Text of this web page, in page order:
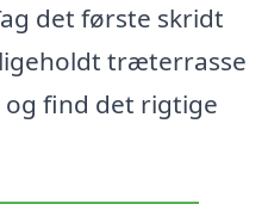
det første skridt
træterrasse
find det rigtige